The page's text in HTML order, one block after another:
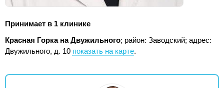
Принимает в 1 клинике
Красная Горка на Двужильного; район: Заводский; адрес:
Двужильного, д. 10 показать на карте.